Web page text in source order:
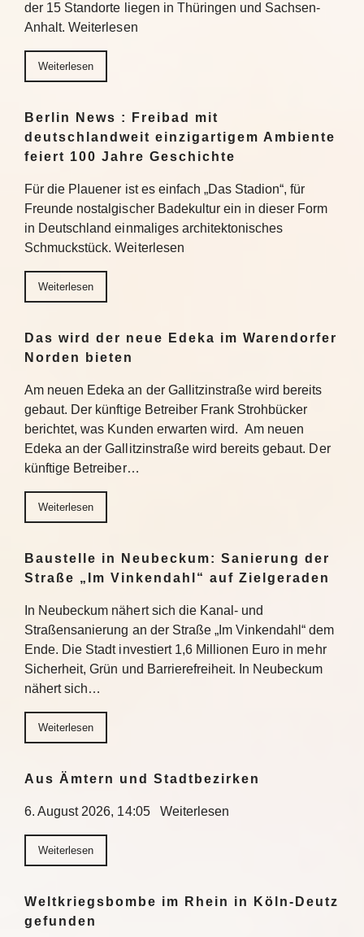
der 15 Standorte liegen in Thüringen und Sachsen-
Anhalt. Weiterlesen
Weiterlesen
Berlin News : Freibad mit
deutschlandweit einzigartigem Ambiente
feiert 100 Jahre Geschichte
Für die Plauener ist es einfach „Das Stadion“, für
Freunde nostalgischer Badekultur ein in dieser Form
in Deutschland einmaliges architektonisches
Schmuckstück. Weiterlesen
Weiterlesen
Das wird der neue Edeka im Warendorfer
Norden bieten
Am neuen Edeka an der Gallitzinstraße wird bereits
gebaut. Der künftige Betreiber Frank Strohbücker
berichtet, was Kunden erwarten wird. Am neuen
Edeka an der Gallitzinstraße wird bereits gebaut. Der
künftige Betreiber…
Weiterlesen
Baustelle in Neubeckum: Sanierung der
Straße „Im Vinkendahl“ auf Zielgeraden
In Neubeckum nähert sich die Kanal- und
Straßensanierung an der Straße „Im Vinkendahl“ dem
Ende. Die Stadt investiert 1,6 Millionen Euro in mehr
Sicherheit, Grün und Barrierefreiheit. In Neubeckum
nähert sich…
Weiterlesen
Aus Ämtern und Stadtbezirken
6. August 2026, 14:05 Weiterlesen
Weiterlesen
Weltkriegsbombe im Rhein in Köln-Deutz
gefunden